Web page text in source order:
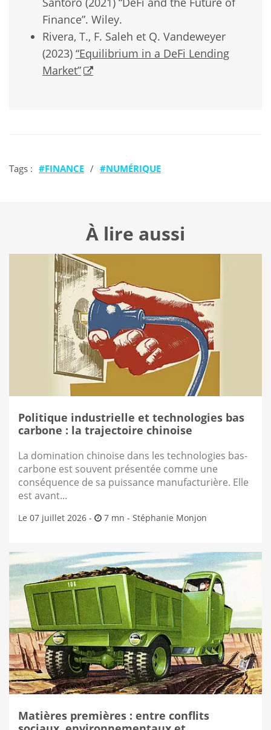
Finance”. Wiley.
Rivera, T., F. Saleh et Q. Vandeweyer
(2023) “Equilibrium in a DeFi Lending
Market”
Tags : FINANCE / NUMÉRIQUE
À lire aussi
Politique industrielle et technologies bas
carbone : la trajectoire chinoise
La domination chinoise dans les technologies bas-
carbone est souvent présentée comme une
conséquence de sa puissance manufacturière. Elle
est avant...
Le 07 juillet 2026 - 7 mn - Stéphanie Monjon
Matières premières : entre conflits